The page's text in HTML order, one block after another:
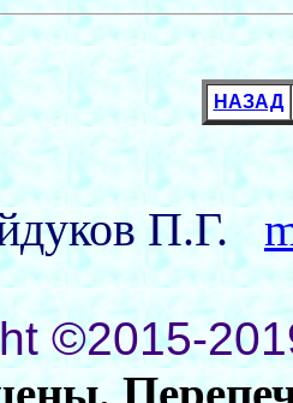
НАЗАД
П.Г.
©2015-